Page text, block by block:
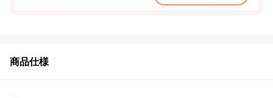
商品仕様